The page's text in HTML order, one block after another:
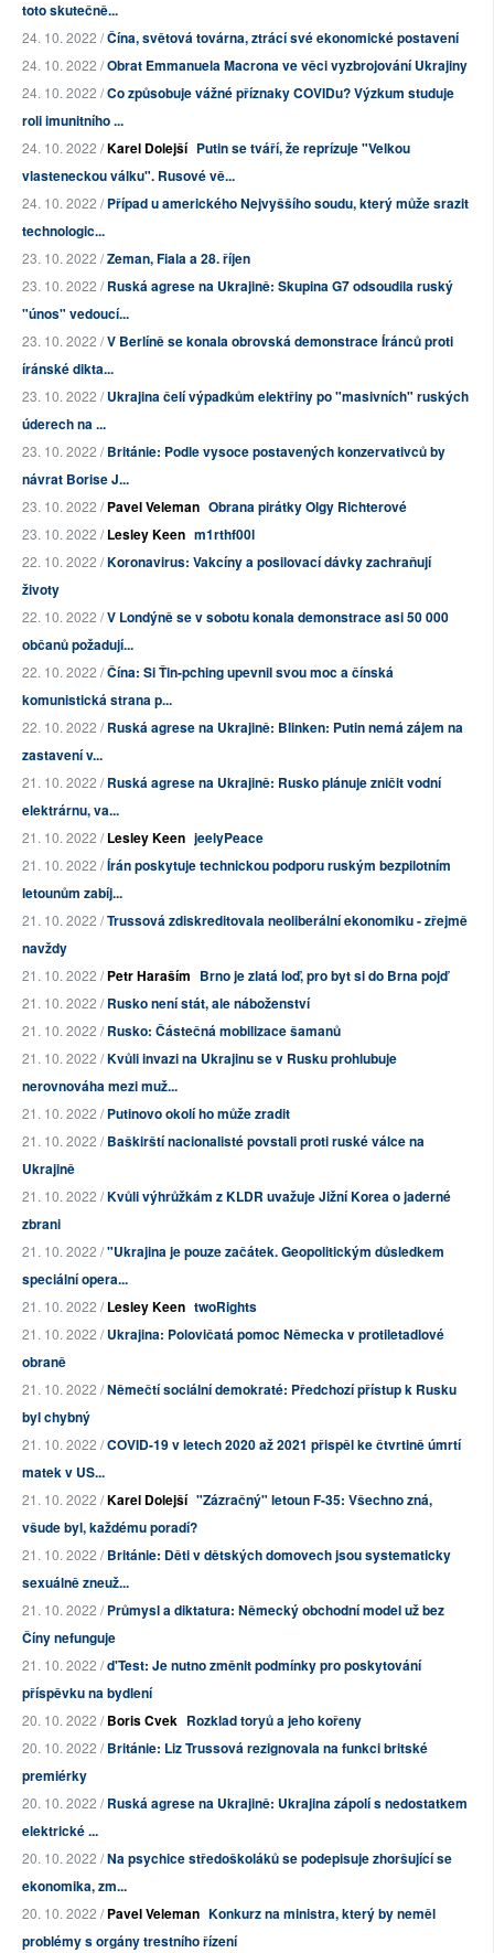
toto skutečně...
24. 10. 2022 /Čína, světová továrna, ztrácí své ekonomické postavení
24. 10. 2022 /Obrat Emmanuela Macrona ve věci vyzbrojování Ukrajiny
24. 10. 2022 /Co způsobuje vážné příznaky COVIDu? Výzkum studuje
roli imunitního ...
24. 10. 2022 /Karel Dolejší Putin se tváří, že reprízuje "Velkou
vlasteneckou válku". Rusové vě...
24. 10. 2022 /Případ u amerického Nejvyššího soudu, který může srazit
technologic...
23. 10. 2022 /Zeman, Fiala a 28. říjen
23. 10. 2022 /Ruská agrese na Ukrajině: Skupina G7 odsoudila ruský
"únos" vedoucí...
23. 10. 2022 /V Berlíně se konala obrovská demonstrace Íránců proti
íránské dikta...
23. 10. 2022 /Ukrajina čelí výpadkům elektřiny po "masivních" ruských
úderech na ...
23. 10. 2022 /Británie: Podle vysoce postavených konzervativců by
návrat Borise J...
23. 10. 2022 /Pavel Veleman Obrana pirátky Olgy Richterové
23. 10. 2022 /Lesley Keen m1rthf00l
22. 10. 2022 /Koronavirus: Vakcíny a posilovací dávky zachraňují
životy
22. 10. 2022 /V Londýně se v sobotu konala demonstrace asi 50 000
občanů požadují...
22. 10. 2022 /Čína: Si Ťin-pching upevnil svou moc a čínská
komunistická strana p...
22. 10. 2022 /Ruská agrese na Ukrajině: Blinken: Putin nemá zájem na
zastavení v...
21. 10. 2022 /Ruská agrese na Ukrajině: Rusko plánuje zničit vodní
elektrárnu, va...
21. 10. 2022 /Lesley Keen jeelyPeace
21. 10. 2022 /Írán poskytuje technickou podporu ruským bezpilotním
letounům zabíj...
21. 10. 2022 /Trussová zdiskreditovala neoliberální ekonomiku - zřejmě
navždy
21. 10. 2022 /Petr Haraším Brno je zlatá loď, pro byt si do Brna pojď
21. 10. 2022 /Rusko není stát, ale náboženství
21. 10. 2022 /Rusko: Částečná mobilizace šamanů
21. 10. 2022 /Kvůli invazi na Ukrajinu se v Rusku prohlubuje
nerovnováha mezi muž...
21. 10. 2022 /Putinovo okolí ho může zradit
21. 10. 2022 /Baškirští nacionalisté povstali proti ruské válce na
Ukrajině
21. 10. 2022 /Kvůli výhrůžkám z KLDR uvažuje Jižní Korea o jaderné
zbrani
21. 10. 2022 /"Ukrajina je pouze začátek. Geopolitickým důsledkem
speciální opera...
21. 10. 2022 /Lesley Keen twoRights
21. 10. 2022 /Ukrajina: Polovičatá pomoc Německa v protiletadlové
obraně
21. 10. 2022 /Němečtí sociální demokraté: Předchozí přístup k Rusku
byl chybný
21. 10. 2022 /COVID-19 v letech 2020 až 2021 přispěl ke čtvrtině úmrtí
matek v US...
21. 10. 2022 /Karel Dolejší "Zázračný" letoun F-35: Všechno zná,
všude byl, každému poradí?
21. 10. 2022 /Británie: Děti v dětských domovech jsou systematicky
sexuálně zneuž...
21. 10. 2022 /Průmysl a diktatura: Německý obchodní model už bez
Číny nefunguje
21. 10. 2022 /d'Test: Je nutno změnit podmínky pro poskytování
příspěvku na bydlení
20. 10. 2022 /Boris Cvek Rozklad toryů a jeho kořeny
20. 10. 2022 /Británie: Liz Trussová rezignovala na funkci britské
premiérky
20. 10. 2022 /Ruská agrese na Ukrajině: Ukrajina zápolí s nedostatkem
elektrické ...
20. 10. 2022 /Na psychice středoškoláků se podepisuje zhoršující se
ekonomika, zm...
20. 10. 2022 /Pavel Veleman Konkurz na ministra, který by neměl
problémy s orgány trestního řízení